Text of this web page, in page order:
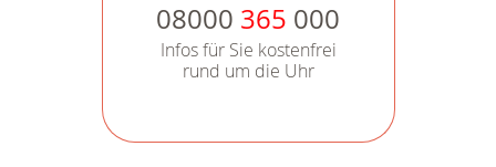
08000 365 000
Infos für Sie kostenfrei
rund um die Uhr